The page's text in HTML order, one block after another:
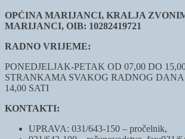
OPĆINA MARIJANCI, KRALJA
MARIJANCI, OIB: 10282419721
RADNO VRIJEME:
PONEDJELJAK-PETAK OD 07,00 DO
STRANKAMA SVAKOG RADNOG DANA
14,00 SATI
KONTAKTI:
UPRAVA: 031/643-150 – pročelnik,